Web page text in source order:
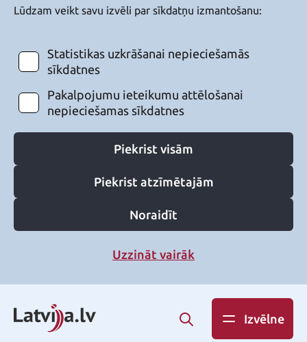
Lūdzam veikt savu izvēli par sīkdatņu izmantošanu:
Statistikas uzkrāšanai nepieciešamās
sīkdatnes
Pakalpojumu ieteikumu attēlošanai
nepieciešamas sīkdatnes
Piekrist visām
Piekrist atzīmētajām
Noraidīt
Uzzināt vairāk
Izvēlne